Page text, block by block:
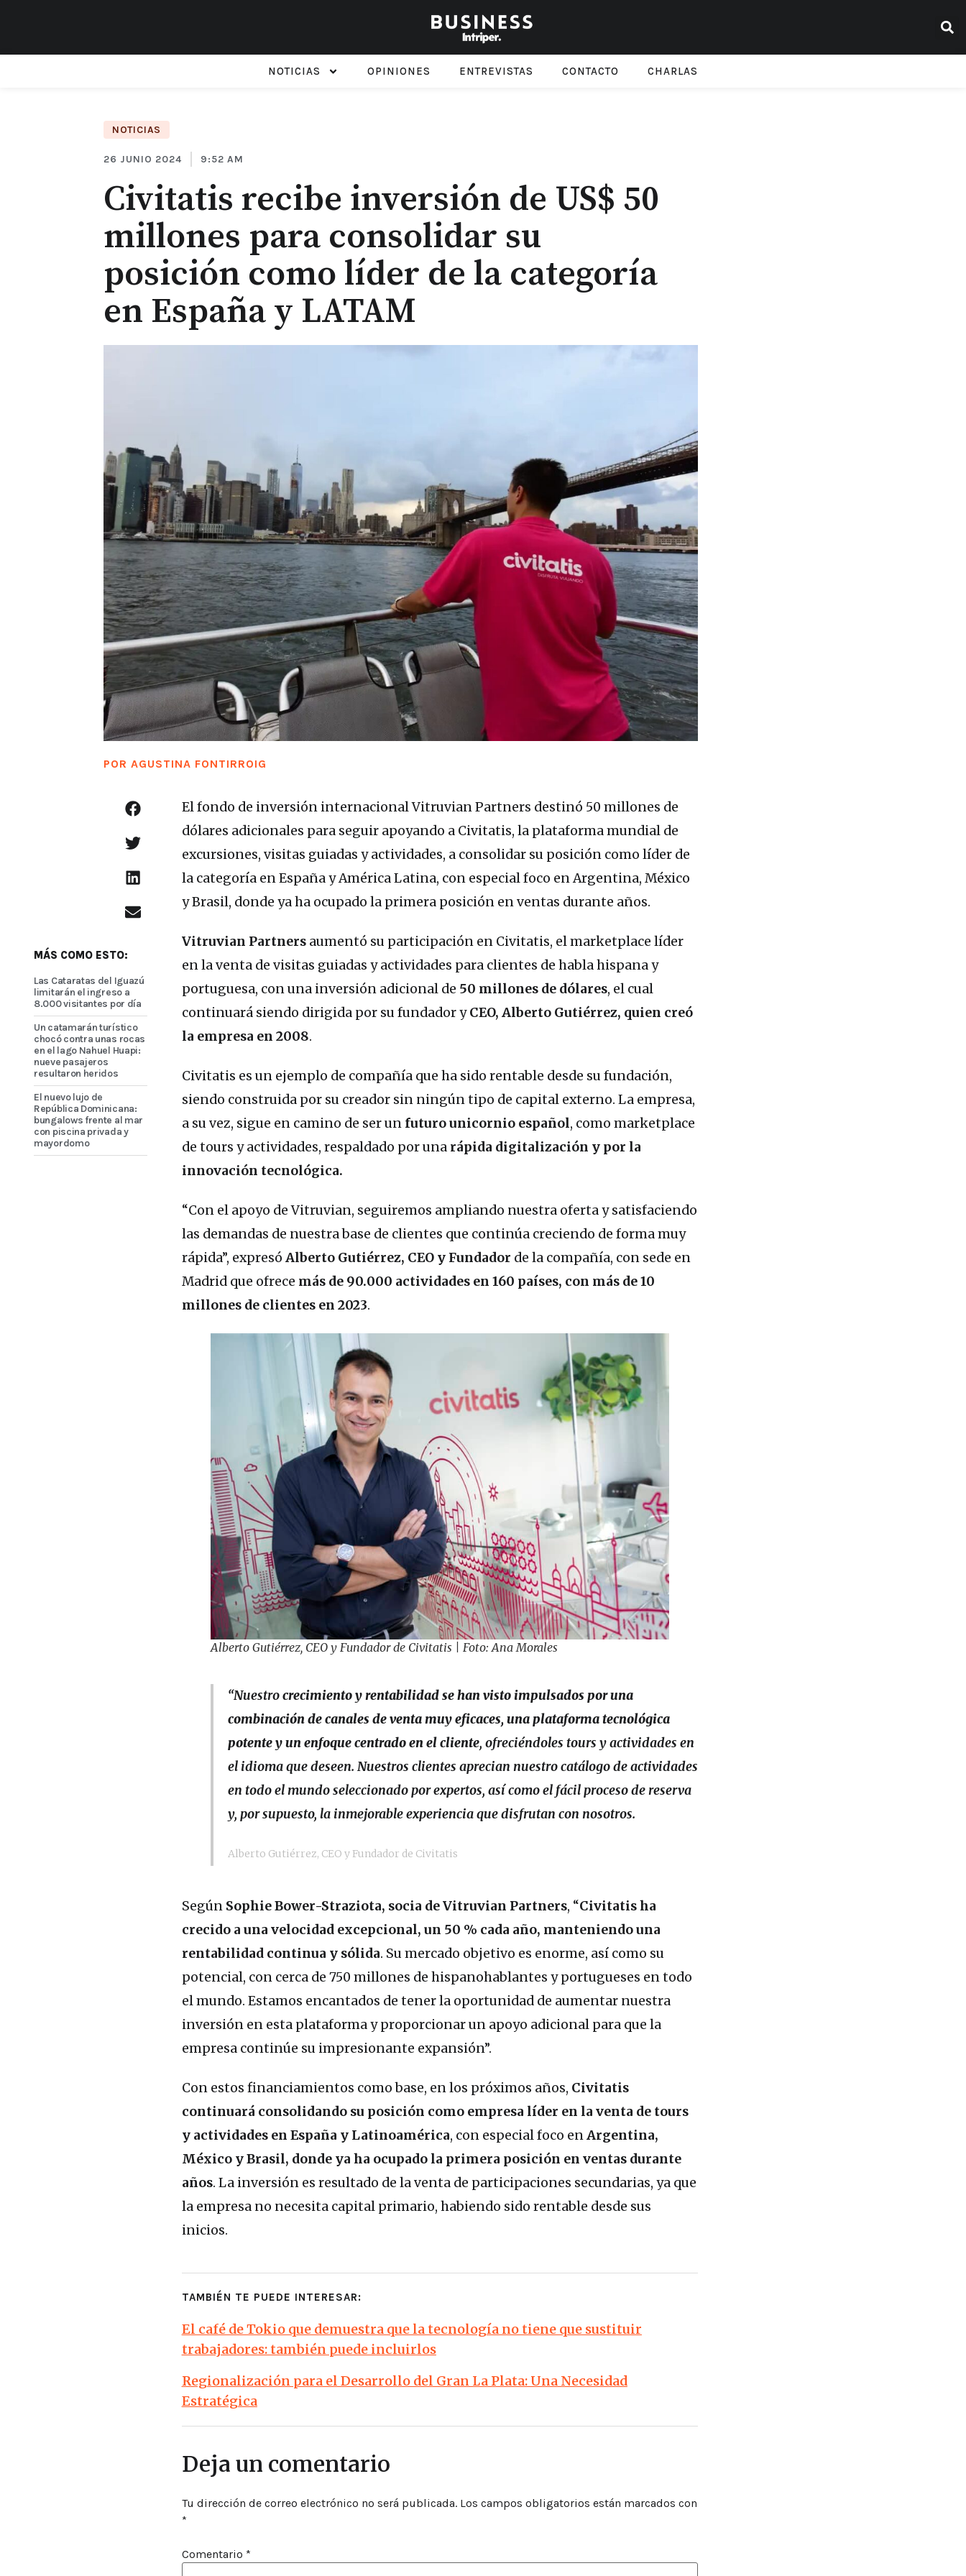
NOTICIAS OPINIONES ENTREVISTAS CONTACTO CHARLAS
NOTICIAS
26 JUNIO 2024 9:52 AM
Civitatis recibe inversión de US$ 50
millones para consolidar su
posición como líder de la categoría
en España y LATAM
POR AGUSTINA FONTIRROIG
MÁS COMO ESTO:
Las Cataratas del Iguazú
limitarán el ingreso a
8.000 visitantes por día
Un catamarán turístico
chocó contra unas rocas
en el lago Nahuel Huapi:
nueve pasajeros
resultaron heridos
El nuevo lujo de
República Dominicana:
bungalows frente al mar
con piscina privada y
mayordomo
El fondo de inversión internacional Vitruvian Partners destinó 50 millones de
dólares adicionales para seguir apoyando a Civitatis, la plataforma mundial de
excursiones, visitas guiadas y actividades, a consolidar su posición como líder de
la categoría en España y América Latina, con especial foco en Argentina, México
y Brasil, donde ya ha ocupado la primera posición en ventas durante años.
Vitruvian Partners aumentó su participación en Civitatis, el marketplace líder
en la venta de visitas guiadas y actividades para clientes de habla hispana y
portuguesa, con una inversión adicional de 50 millones de dólares, el cual
continuará siendo dirigida por su fundador yCEO, Alberto Gutiérrez, quien creó
la empresa en 2008.
Civitatis es un ejemplo de compañía que ha sido rentable desde su fundación,
siendo construida por su creador sin ningún tipo de capital externo. La empresa,
a su vez, sigue en camino de ser un futuro unicornio español, como marketplace
de tours y actividades, respaldado por una rápida digitalización y por la
innovación tecnológica.
“Con el apoyo de Vitruvian, seguiremos ampliando nuestra oferta y satisfaciendo
las demandas de nuestra base de clientes que continúa creciendo de forma muy
rápida”, expresó Alberto Gutiérrez, CEO y Fundador de la compañía, con sede en
Madrid que ofrece más de 90.000 actividades en 160 países, con más de 10
millones de clientes en 2023.
Alberto Gutiérrez, CEO y Fundador de Civitatis | Foto: Ana Morales
“Nuestrocrecimiento y rentabilidad se han visto impulsados por una
combinación de canales de venta muy eficaces, una plataforma tecnológica
potente y un enfoque centrado en el cliente, ofreciéndoles tours y actividades en
el idioma que deseen. Nuestros clientes aprecian nuestro catálogo de actividades
en todo el mundo seleccionado por expertos, así como el fácil proceso de reserva
y, por supuesto, la inmejorable experiencia que disfrutan con nosotros.
Alberto Gutiérrez, CEO y Fundador de Civitatis
Según Sophie Bower-Straziota, socia de Vitruvian Partners, “Civitatis ha
crecido a una velocidad excepcional, un 50 % cada año, manteniendo una
rentabilidad continua y sólida. Su mercado objetivo es enorme, así como su
potencial, con cerca de 750 millones de hispanohablantes y portugueses en todo
el mundo. Estamos encantados de tener la oportunidad de aumentar nuestra
inversión en esta plataforma y proporcionar un apoyo adicional para que la
empresa continúe su impresionante expansión”.
Con estos financiamientos como base, en los próximos años, Civitatis
continuará consolidando su posición como empresa líder en la venta de tours
y actividades en España y Latinoamérica, con especial foco enArgentina,
México y Brasil, donde ya ha ocupado la primera posición en ventas durante
años. La inversión es resultado de la venta de participaciones secundarias, ya que
la empresa no necesita capital primario, habiendo sido rentable desde sus
inicios.
TAMBIÉN TE PUEDE INTERESAR:
El café de Tokio que demuestra que la tecnología no tiene que sustituir
trabajadores: también puede incluirlos
Regionalización para el Desarrollo del Gran La Plata: Una Necesidad
Estratégica
Deja un comentario
Tu dirección de correo electrónico no será publicada. Los campos obligatorios están marcados con
*
Comentario *